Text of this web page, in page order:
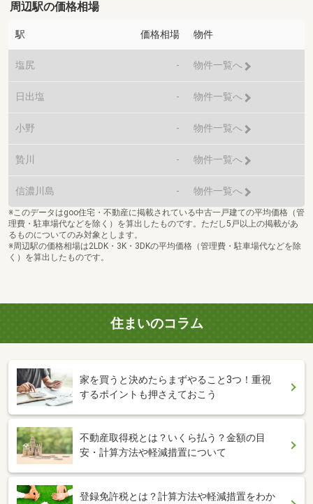
周辺駅の価格相場
駅 価格相場 物件
塩尻 - 物件一覧へ
日出塩 - 物件一覧へ
小野 - 物件一覧へ
贄川 - 物件一覧へ
信濃川島 - 物件一覧へ
※このデータはgoo住宅・不動産に掲載されている中古一戸建ての平均価格（管
理費・駐車場代などを除く）を算出したものです。ただし5戸以上の掲載があ
るものについてのみ対象とします。
※周辺駅の価格相場は2LDK・3K・3DKの平均価格（管理費・駐車場代などを除
く）を算出したものです。
住まいのコラム
家を買うと決めたらまずやること3つ！重視
するポイントも押さえておこう
不動産取得税とは？いくら払う？金額の目
安・計算方法や軽減措置について
登録免許税とは？計算方法や軽減措置をわか